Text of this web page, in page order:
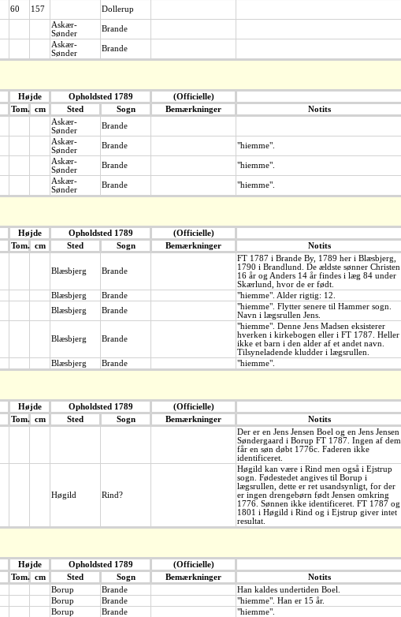
60 157 Dollerup
Askær-
Sønder
Brande
Askær-
Sønder
Brande
Højde Opholdsted 1789
(Officielle)
Tom. cm Sted Sogn Bemærkninger
Notits
Askær-
Sønder
Brande
Askær-
Sønder
Brande "hiemme".
Askær-
Sønder
Brande "hiemme".
Askær-
Sønder
Brande "hiemme".
Højde Opholdsted 1789
(Officielle)
Tom. cm Sted Sogn Bemærkninger Notits
Blæsbjerg Brande
FT 1787 i Brande By, 1789 her i Blæsbjerg,
1790 i Brandlund. De ældste sønner Christen
16 år og Anders 14 år findes i læg 84 under
Skærlund, hvor de er født.
Blæsbjerg Brande
"hiemme". Alder rigtig: 12.
Blæsbjerg Brande
"hiemme". Flytter senere til Hammer sogn.
Navn i lægsrullen Jens.
Blæsbjerg Brande
"hiemme". Denne Jens Madsen eksisterer
hverken i kirkebogen eller i FT 1787. Heller
ikke et barn i den alder af et andet navn.
Tilsyneladende kludder i lægsrullen.
Blæsbjerg Brande "hiemme".
Højde Opholdsted 1789
(Officielle)
Tom. cm Sted Sogn Bemærkninger Notits
Der er en Jens Jensen Boel og en Jens Jensen
Søndergaard i Borup FT 1787. Ingen af dem
får en søn døbt 1776c. Faderen ikke
identificeret.
Høgild Rind?
Høgild kan være i Rind men også i Ejstrup
sogn. Fødestedet angives til Borup i
lægsrullen, dette er ret usandsynligt, for der
er ingen drengebørn født Jensen omkring
1776. Sønnen ikke identificeret. FT 1787 og
1801 i Høgild i Rind og i Ejstrup giver intet
resultat.
Højde Opholdsted 1789
(Officielle)
Tom. cm Sted Sogn Bemærkninger
Notits
Borup Brande
Han kaldes undertiden Boel.
Borup Brande
"hiemme". Han er 15 år.
Borup Brande "hiemme".